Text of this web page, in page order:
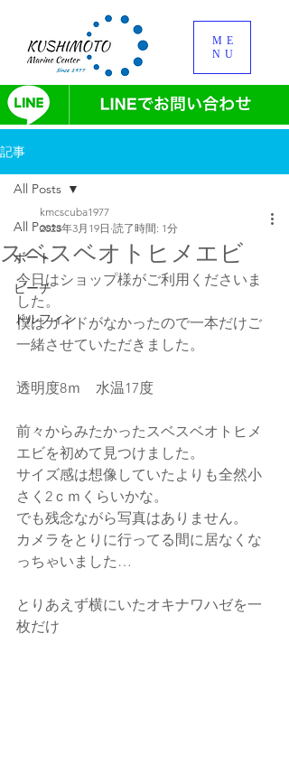
ME
NU
記事
All Posts
ボート
ビーチ
ドルフィン
All Posts
スベスベオトヒメエビ
kmcscuba1977
2023年3月19日 読了時間: 1分
今日はショップ様がご利用くださいま
した。
僕はガイドがなかったので一本だけご
一緒させていただきました。
透明度8ｍ　水温17度
前々からみたかったスベスベオトヒメ
エビを初めて見つけました。
サイズ感は想像していたよりも全然小
さく2ｃｍくらいかな。
でも残念ながら写真はありません。
カメラをとりに行ってる間に居なくな
っちゃいました…
とりあえず横にいたオキナワハゼを一
枚だけ